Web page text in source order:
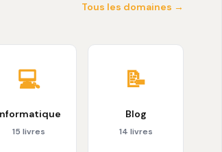
Tous les domaines →
💻
15 livres
📝
Blog
14 livres